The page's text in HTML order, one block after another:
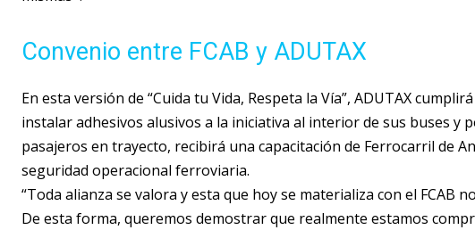
Convenio entre FCAB y ADUTAX
En esta versión de “Cuida tu Vida, Respeta la Vía”, ADUTAX
instalar adhesivos alusivos a la iniciativa al interior de sus buses y
pasajeros en trayecto, recibirá una capacitación de Ferrocarril de
seguridad operacional ferroviaria.
“Toda alianza se valora y esta que hoy se materializa con el FCAB
De esta forma, queremos demostrar que realmente estamos